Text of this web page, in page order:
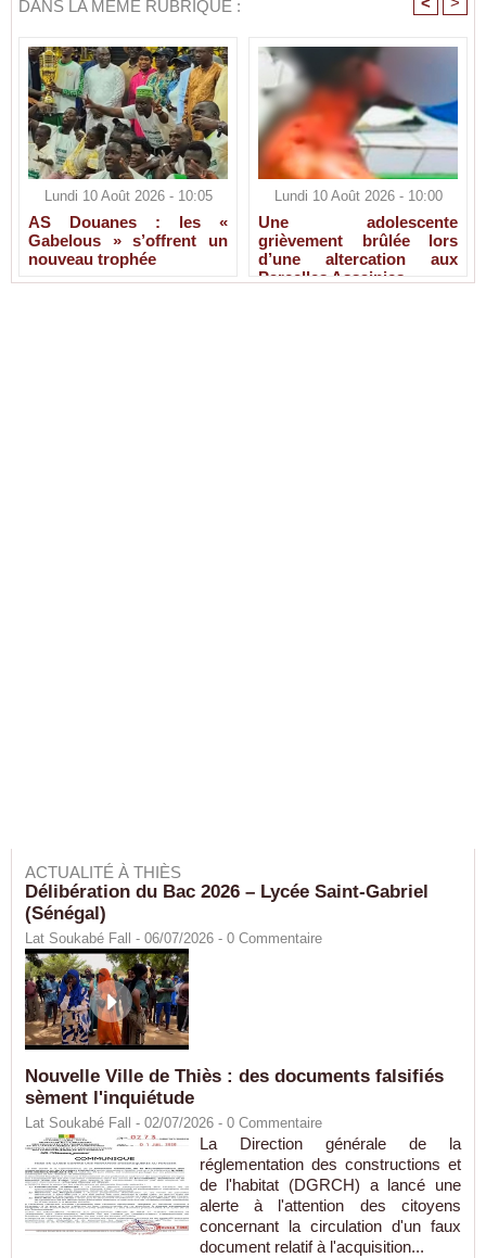
DANS LA MÊME RUBRIQUE :
Lundi 10 Août 2026 - 10:05
AS Douanes : les «
Gabelous » s’offrent un
nouveau trophée
Lundi 10 Août 2026 - 10:00
Une adolescente
grièvement brûlée lors
d’une altercation aux
Parcelles Assainies
ACTUALITÉ À THIÈS
Délibération du Bac 2026 – Lycée Saint-Gabriel
(Sénégal)
Lat Soukabé Fall - 06/07/2026 - 0 Commentaire
Nouvelle Ville de Thiès : des documents falsifiés
sèment l'inquiétude
Lat Soukabé Fall - 02/07/2026 - 0 Commentaire
La Direction générale de la
réglementation des constructions et
de l'habitat (DGRCH) a lancé une
alerte à l'attention des citoyens
concernant la circulation d'un faux
document relatif à l'acquisition...